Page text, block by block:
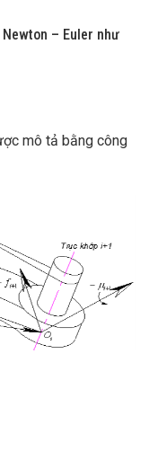
– Euler như
mô tả bằng công